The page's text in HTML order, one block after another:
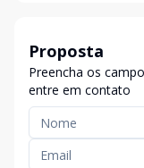
Proposta
Preencha os
entre em contato